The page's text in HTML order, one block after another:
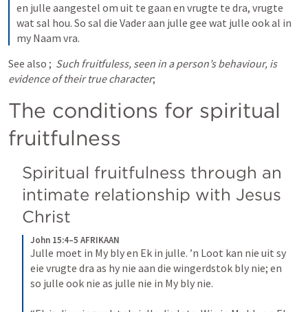
en julle aangestel om uit te gaan en vrugte te dra, vrugte
wat sal hou. So sal die Vader aan julle gee wat julle ook al in
my Naam vra.
See also ; Such fruitfuless, seen in a person’s behaviour, is
evidence of their true character;
The conditions for spiritual
fruitfulness
Spiritual fruitfulness through an
intimate relationship with Jesus
Christ
John 15:4–5 AFRIKAAN
Julle moet in My bly en Ek in julle. ’n Loot kan nie uit sy
eie vrugte dra as hy nie aan die wingerdstok bly nie; en
so julle ook nie as julle nie in My bly nie.